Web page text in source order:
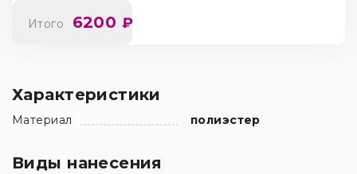
Итого 6200 ₽
Характеристики
Материал полиэстер
Виды нанесения